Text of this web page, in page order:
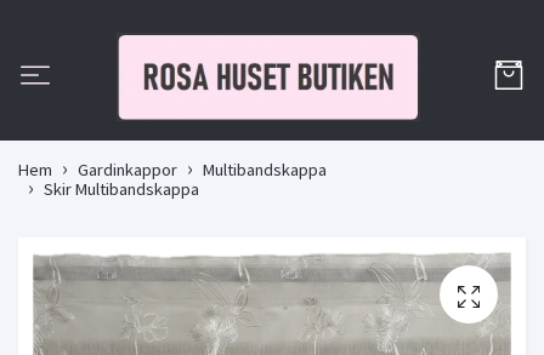
Hem Gardinkappor
Multibandskappa
Skir Multibandskappa